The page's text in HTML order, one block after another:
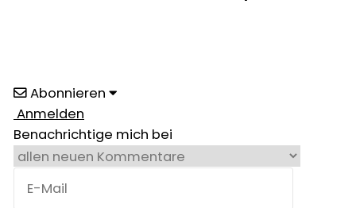
Abonnieren
Anmelden
Benachrichtige mich bei